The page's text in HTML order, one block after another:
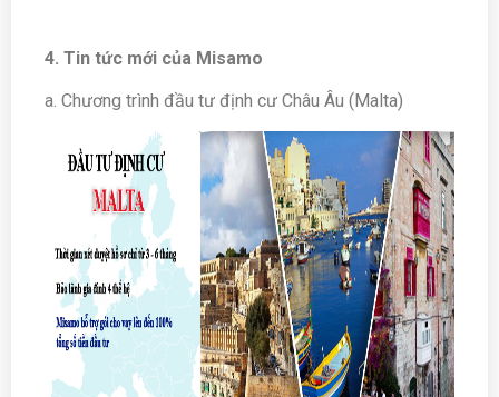
4. Tin tức mới của Misamo
a. Chương trình đầu tư định cư Châu Âu (Malta)